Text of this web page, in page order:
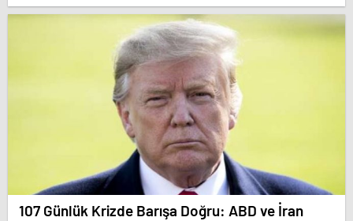
107 Günlük Krizde Barışa Doğru: ABD ve İran